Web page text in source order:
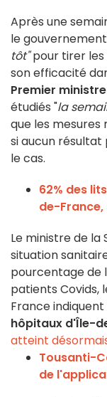
Après une
le
tôt"pour tirer les
son efficacité
Premier ministre
étudiés "la
que les
si aucun
le cas.
62% des
de-France,
Le ministre de la
situation
pourcentage de
patients Covids,
France
hôpitaux d'Île-
atteint
Tousanti-
de